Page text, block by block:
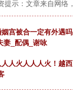
提示：文章来自网络
宫被合一定有外遇
妻_配偶_谢咏
人火人人人火！越